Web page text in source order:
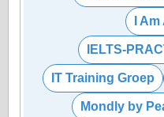
I
IELTS-
IT Training Groep
Mondly by